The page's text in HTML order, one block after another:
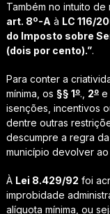
Também no intuito
art. 8º-A à LC 116/
do Imposto sobre
(dois por cento).”.
Para conter a
mínima, os §§ 1o., 2oe
isenções, incentivos
dentre outras
descumpre a regra
município devolver
À Lei 8.429/92 foi
improbidade
alíquota mínima, ou